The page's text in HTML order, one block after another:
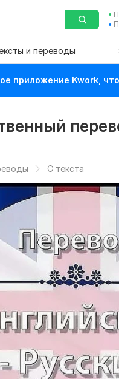
и переводы
приложение Kwork,
С текста